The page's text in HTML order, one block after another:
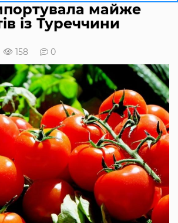
майже
із Туреччини
158 0